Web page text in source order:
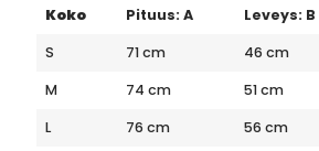
Koko Pituus: A Leveys: B
S
71 cm 46 cm
M
74 cm 51 cm
L
76 cm 56 cm